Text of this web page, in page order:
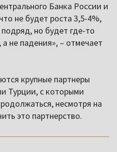
Банка России и
не будет роста 3,5-4%,
но будет где-то
не падения», – отмечает
крупные партнеры
Турции, с которыми
несмотря на
это партнерство.